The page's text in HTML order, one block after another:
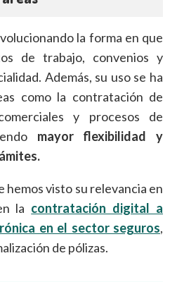
la forma en que
de trabajo, convenios y
Además, su uso se ha
como la contratación de
y procesos de
mayor flexibilidad y
hemos visto su relevancia en
la contratación digital a
en el sector seguros,
de pólizas.